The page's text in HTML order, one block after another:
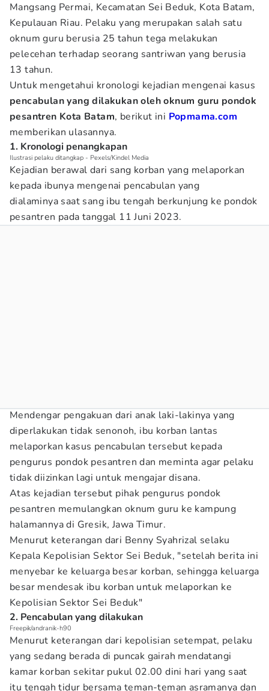
Mangsang Permai, Kecamatan Sei Beduk, Kota Batam,
Kepulauan Riau. Pelaku yang merupakan salah satu
oknum guru berusia 25 tahun tega melakukan
pelecehan terhadap seorang santriwan yang berusia
13 tahun.
Untuk mengetahui kronologi kejadian mengenai kasus
pencabulan yang dilakukan oleh oknum guru pondok
pesantren Kota Batam, berikut ini Popmama.com
memberikan ulasannya.
1. Kronologi penangkapan
Ilustrasi pelaku ditangkap - Pexels/Kindel Media
Kejadian berawal dari sang korban yang melaporkan
kepada ibunya mengenai pencabulan yang
dialaminya saat sang ibu tengah berkunjung ke pondok
pesantren pada tanggal 11 Juni 2023.
Mendengar pengakuan dari anak laki-lakinya yang
diperlakukan tidak senonoh, ibu korban lantas
melaporkan kasus pencabulan tersebut kepada
pengurus pondok pesantren dan meminta agar pelaku
tidak diizinkan lagi untuk mengajar disana.
Atas kejadian tersebut pihak pengurus pondok
pesantren memulangkan oknum guru ke kampung
halamannya di Gresik, Jawa Timur.
Menurut keterangan dari Benny Syahrizal selaku
Kepala Kepolisian Sektor Sei Beduk, "setelah berita ini
menyebar ke keluarga besar korban, sehingga keluarga
besar mendesak ibu korban untuk melaporkan ke
Kepolisian Sektor Sei Beduk"
2. Pencabulan yang dilakukan
Freepik/andranik-h90
Menurut keterangan dari kepolisian setempat, pelaku
yang sedang berada di puncak gairah mendatangi
kamar korban sekitar pukul 02.00 dini hari yang saat
itu tengah tidur bersama teman-teman asramanya dan